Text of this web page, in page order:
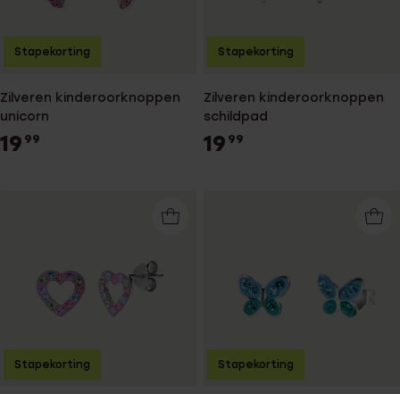
Zilveren kinderoorknoppen
unicorn
19 99
Stapekorting
Zilveren kinderoorknoppen
schildpad
19 99
Stapekorting
Stapekorting Stapekorting